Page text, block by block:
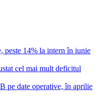
peste 14% la intern în iunie
cel mai mult deficitul
pe date operative, în aprilie